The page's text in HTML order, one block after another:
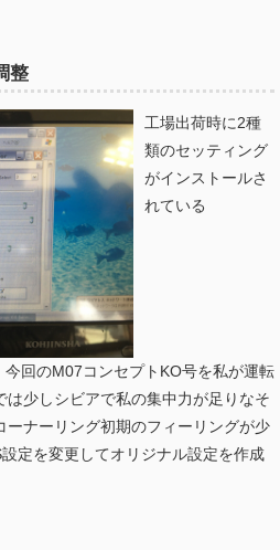
整
工場出荷時に2種
類のセッティング
がインストールさ
れている
回のM07コンセプトKO号を私が運転
は少しシビアで私の集中力が足りなそ
ーナーリング初期のフィーリングが少
定を変更してオリジナル設定を作成